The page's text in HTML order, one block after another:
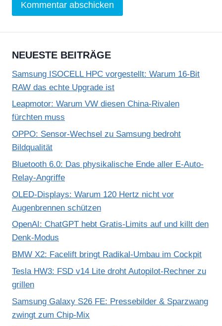
NEUESTE BEITRÄGE
Samsung ISOCELL HPC vorgestellt: Warum 16-Bit
RAW das echte Upgrade ist
Leapmotor: Warum VW diesen China-Rivalen
fürchten muss
OPPO: Sensor-Wechsel zu Samsung bedroht
Bildqualität
Bluetooth 6.0: Das physikalische Ende aller E-Auto-
Relay-Angriffe
OLED-Displays: Warum 120 Hertz nicht vor
Augenbrennen schützen
OpenAI: ChatGPT hebt Gratis-Limits auf und killt den
Denk-Modus
BMW X2: Facelift bringt Radikal-Umbau im Cockpit
Tesla HW3: FSD v14 Lite droht Autopilot-Rechner zu
grillen
Samsung Galaxy S26 FE: Pressebilder & Sparzwang
zwingt zum Chip-Mix